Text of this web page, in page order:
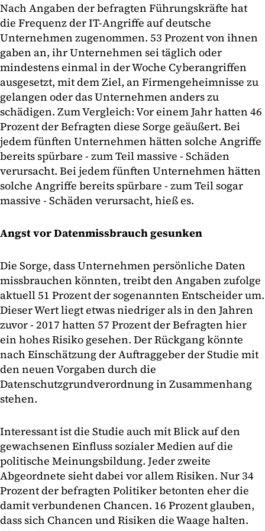
Nach Angaben der befragten Führungskräfte hat
die Frequenz der IT-Angriffe auf deutsche
Unternehmen zugenommen. 53 Prozent von ihnen
gaben an, ihr Unternehmen sei täglich oder
mindestens einmal in der Woche Cyberangriffen
ausgesetzt, mit dem Ziel, an Firmengeheimnisse zu
gelangen oder das Unternehmen anders zu
schädigen. Zum Vergleich: Vor einem Jahr hatten 46
Prozent der Befragten diese Sorge geäußert. Bei
jedem fünften Unternehmen hätten solche Angriffe
bereits spürbare - zum Teil massive - Schäden
verursacht. Bei jedem fünften Unternehmen hätten
solche Angriffe bereits spürbare - zum Teil sogar
massive - Schäden verursacht, hieß es.
Angst vor Datenmissbrauch gesunken
Die Sorge, dass Unternehmen persönliche Daten
missbrauchen könnten, treibt den Angaben zufolge
aktuell 51 Prozent der sogenannten Entscheider um.
Dieser Wert liegt etwas niedriger als in den Jahren
zuvor - 2017 hatten 57 Prozent der Befragten hier
ein hohes Risiko gesehen. Der Rückgang könnte
nach Einschätzung der Auftraggeber der Studie mit
den neuen Vorgaben durch die
Datenschutzgrundverordnung in Zusammenhang
stehen.
Interessant ist die Studie auch mit Blick auf den
gewachsenen Einfluss sozialer Medien auf die
politische Meinungsbildung. Jeder zweite
Abgeordnete sieht dabei vor allem Risiken. Nur 34
Prozent der befragten Politiker betonten eher die
damit verbundenen Chancen. 16 Prozent glauben,
dass sich Chancen und Risiken die Waage halten.